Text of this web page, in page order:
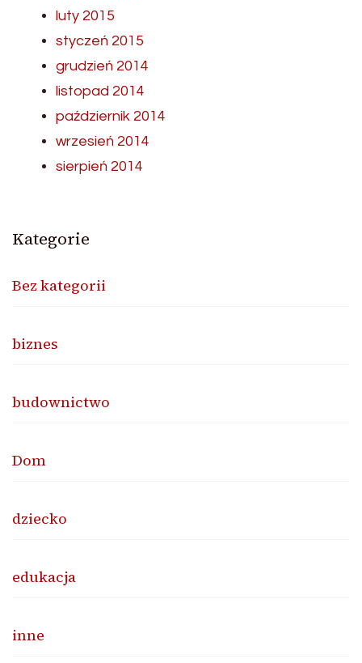
luty 2015
styczeń 2015
grudzień 2014
listopad 2014
październik 2014
wrzesień 2014
sierpień 2014
Kategorie
Bez kategorii
biznes
budownictwo
Dom
dziecko
edukacja
inne